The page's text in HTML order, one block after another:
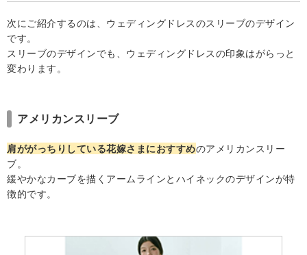
次にご紹介するのは、ウェディングドレスのスリーブのデザイン
です。
スリーブのデザインでも、ウェディングドレスの印象はがらっと
変わります。
アメリカンスリーブ
肩ががっちりしている花嫁さまにおすすめのアメリカンスリー
ブ。
緩やかなカーブを描くアームラインとハイネックのデザインが特
徴的です。